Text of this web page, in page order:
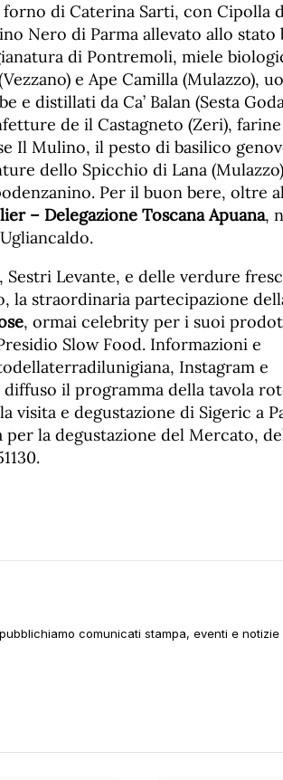
di Caterina Sarti, con Cipolla
Nero di Parma allevato allo stato
di Pontremoli, miele
e Ape Camilla (Mulazzo),
e distillati da Ca’ Balan (Sesta
de il Castagneto (Zeri), farine
Il Mulino, il pesto di basilico
dello Spicchio di Lana
Per il buon bere, oltre
– Delegazione Toscana Apuana,
Sestri Levante, e delle verdure
la straordinaria partecipazione
, ormai celebrity per i suoi
Slow Food. Informazioni e
Instagram e
il programma della tavola
visita e degustazione di Sigeric a
per la degustazione del Mercato,
comunicati stampa, eventi e